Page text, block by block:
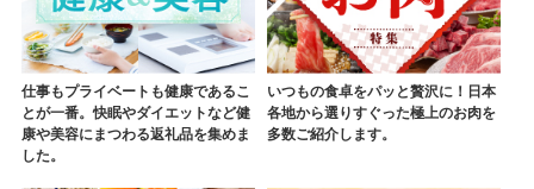
仕事もプライベートも健康であるこ
とが一番。快眠やダイエットなど健
康や美容にまつわる返礼品を集めま
した。
いつもの食卓をパッと贅沢に！日本
各地から選りすぐった極上のお肉を
多数ご紹介します。